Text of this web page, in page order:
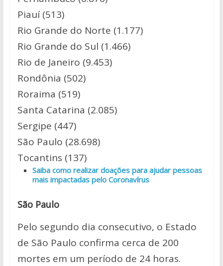
Piauí (513)
Rio Grande do Norte (1.177)
Rio Grande do Sul (1.466)
Rio de Janeiro (9.453)
Rondônia (502)
Roraima (519)
Santa Catarina (2.085)
Sergipe (447)
São Paulo (28.698)
Tocantins (137)
Saiba como realizar doações para ajudar pessoas
mais impactadas pelo Coronavírus
São Paulo
Pelo segundo dia consecutivo, o Estado
de São Paulo confirma cerca de 200
mortes em um período de 24 horas.